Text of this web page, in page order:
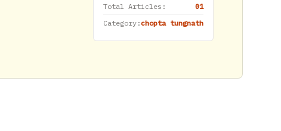
Total Articles:
01
Category:chopta tungnath